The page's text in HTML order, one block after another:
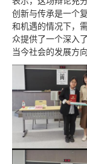
创新与传承是一个
和机遇的情况下，
众提供了一个深入
当今社会的发展方